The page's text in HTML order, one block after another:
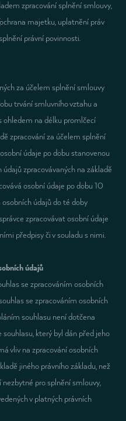
zpracování splnění smlouvy,
majetku, uplatnění práv
právní povinnosti.
za účelem splnění smlouvy
trvání smluvního vztahu a
ohledem na délku promlčecí
zpracování za účelem splnění
údaje po dobu stanovenou
zpracovávaných na základě
osobní údaje po dobu 10
údajů do té doby
zpracovávat osobní údaje
předpisy či v souladu s nimi.
údajů
se zpracováním osobních
se zpracováním osobních
souhlasu není dotčena
který byl dán před jeho
vliv na zpracování osobních
jiného právního základu, než
pro splnění smlouvy,
v platných právních